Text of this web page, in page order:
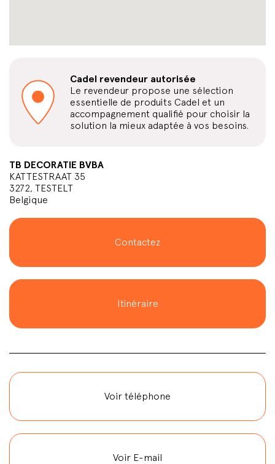
Cadel revendeur autorisée
Le revendeur propose une sélection
essentielle de produits Cadel et un
accompagnement qualifié pour choisir la
solution la mieux adaptée à vos besoins.
TB DECORATIE BVBA
KATTESTRAAT 35
3272, TESTELT
Belgique
Contactez
Itinéraire
Voir téléphone
Voir E-mail